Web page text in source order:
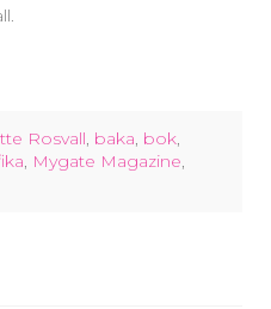
Rosvall, baka, bok,
, Mygate Magazine,